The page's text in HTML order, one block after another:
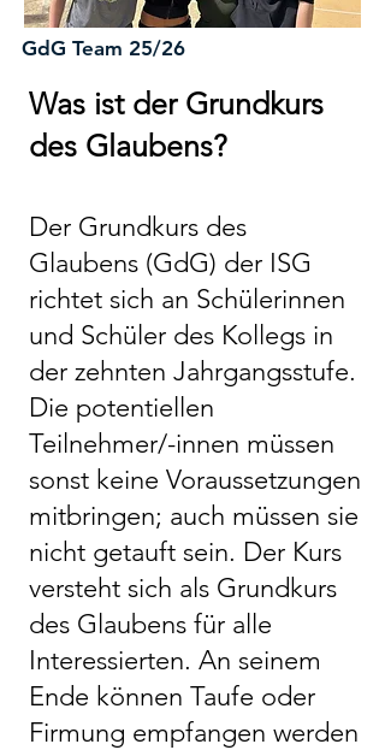
GdG Team 25/26
Was ist der Grundkurs
des Glaubens?
Der Grundkurs des
Glaubens (GdG) der ISG
richtet sich an Schülerinnen
und Schüler des Kollegs in
der zehnten Jahrgangsstufe.
Die potentiellen
Teilnehmer/-innen müssen
sonst keine Voraussetzungen
mitbringen; auch müssen sie
nicht getauft sein. Der Kurs
versteht sich als Grundkurs
des Glaubens für alle
Interessierten. An seinem
Ende können Taufe oder
Firmung empfangen werden